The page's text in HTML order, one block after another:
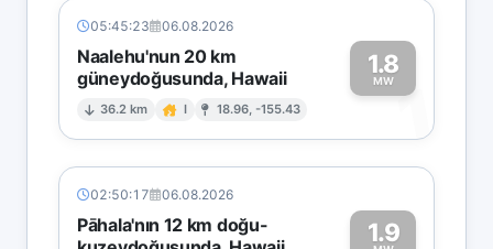
05:45:23 06.08.2026
Naalehu'nun 20 km
güneydoğusunda, Hawaii
36.2 km I 18.96, -155.43
1.8
MW1
02:50:17 06.08.2026
Pāhala'nın 12 km doğu-
1.9